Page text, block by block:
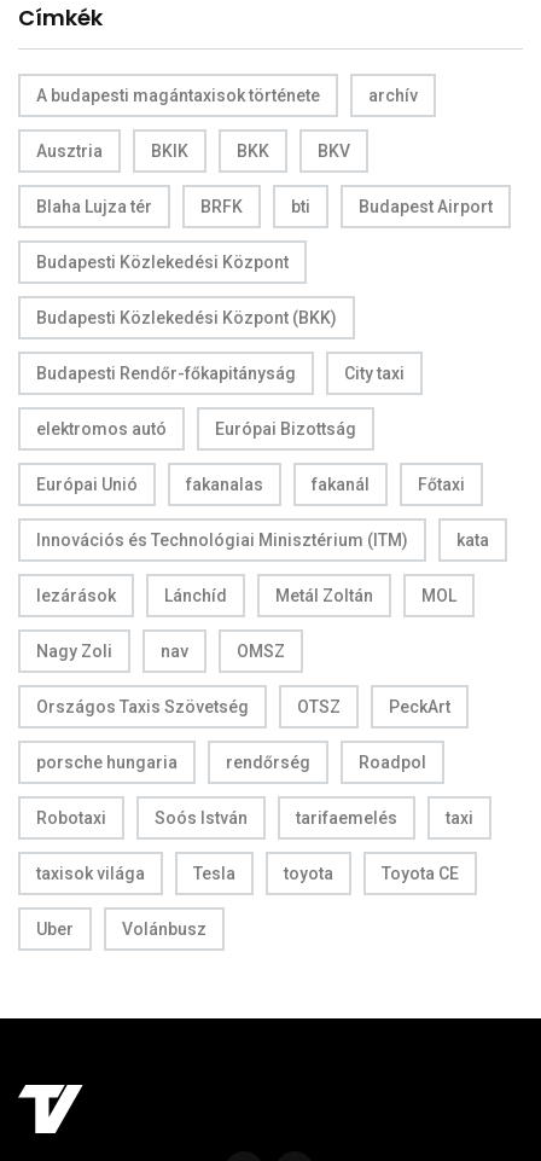
Címkék
A budapesti magántaxisok története archív
Ausztria BKIK BKK BKV
Blaha Lujza tér BRFK bti Budapest Airport
Budapesti Közlekedési Központ
Budapesti Közlekedési Központ (BKK)
Budapesti Rendőr-főkapitányság City taxi
elektromos autó Európai Bizottság
Európai Unió fakanalas fakanál Főtaxi
Innovációs és Technológiai Minisztérium (ITM) kata
lezárások Lánchíd Metál Zoltán MOL
Nagy Zoli nav OMSZ
Országos Taxis Szövetség OTSZ PeckArt
porsche hungaria rendőrség Roadpol
Robotaxi Soós István tarifaemelés taxi
taxisok világa Tesla toyota Toyota CE
Uber Volánbusz